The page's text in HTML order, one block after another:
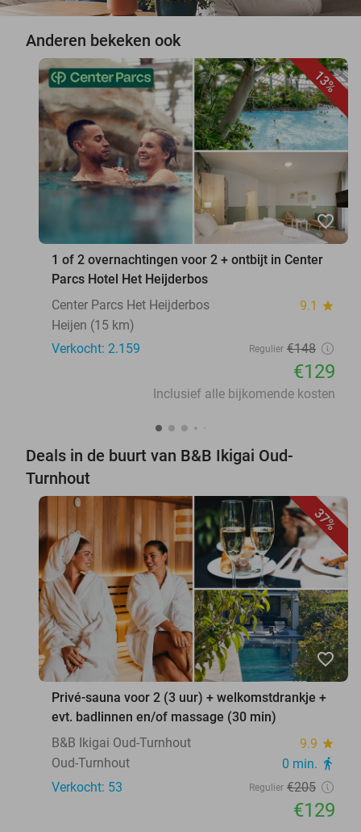
Anderen bekeken ook
13%
favorite_border
1 of 2 overnachtingen voor 2 + ontbijt in Center
Parcs Hotel Het Heijderbos
Center Parcs Het Heijderbos
9.1 star
Heijen (15 km)
Verkocht: 2.159
Regulier €148
€129
Inclusief alle bijkomende kosten
Deals in de buurt van B&B Ikigai Oud-
Turnhout
37%
favorite_border
Privé-sauna voor 2 (3 uur) + welkomstdrankje +
evt. badlinnen en/of massage (30 min)
B&B Ikigai Oud-Turnhout
9.9 star
Oud-Turnhout 0 min. directions_walk
Verkocht: 53 Regulier €205
€129